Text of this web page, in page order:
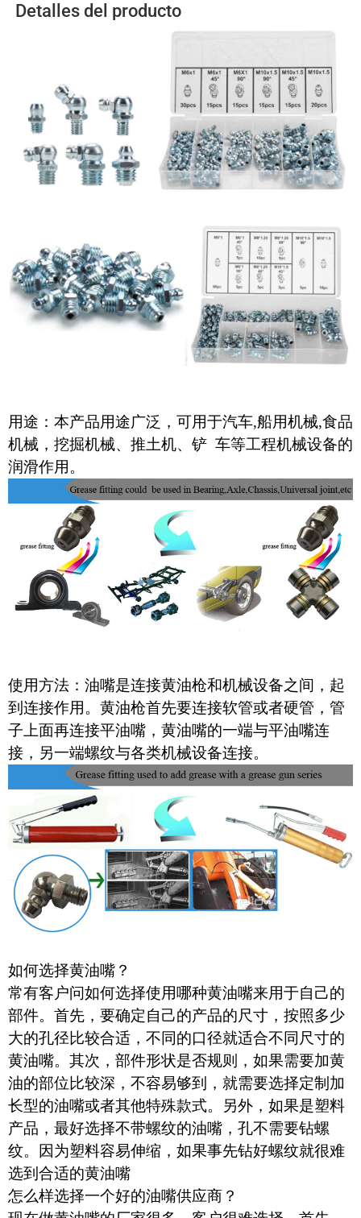
Detalles del producto
用途：本产品用途广泛，可用于汽车,船用机械,食品
机械，挖掘机械、推土机、铲 车等工程机械设备的
润滑作用。
使用方法：油嘴是连接黄油枪和机械设备之间，起
到连接作用。黄油枪首先要连接软管或者硬管，管
子上面再连接平油嘴，黄油嘴的一端与平油嘴连
接，另一端螺纹与各类机械设备连接。
如何选择黄油嘴？
常有客户问如何选择使用哪种黄油嘴来用于自己的
部件。首先，要确定自己的产品的尺寸，按照多少
大的孔径比较合适，不同的口径就适合不同尺寸的
黄油嘴。其次，部件形状是否规则，如果需要加黄
油的部位比较深，不容易够到，就需要选择定制加
长型的油嘴或者其他特殊款式。另外，如果是塑料
产品，最好选择不带螺纹的油嘴，孔不需要钻螺
纹。因为塑料容易伸缩，如果事先钻好螺纹就很难
选到合适的黄油嘴
怎么样选择一个好的油嘴供应商？